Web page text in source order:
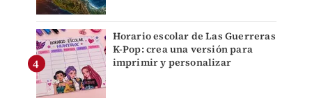
Horario escolar de Las Guerreras
K-Pop: crea una versión para
imprimir y personalizar